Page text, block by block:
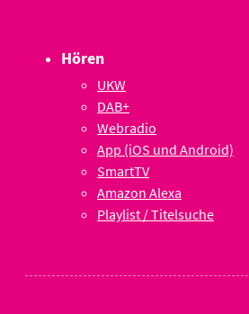
Hören
UKW
DAB+
Webradio
App (iOS und Android)
SmartTV
Amazon Alexa
Playlist / Titelsuche